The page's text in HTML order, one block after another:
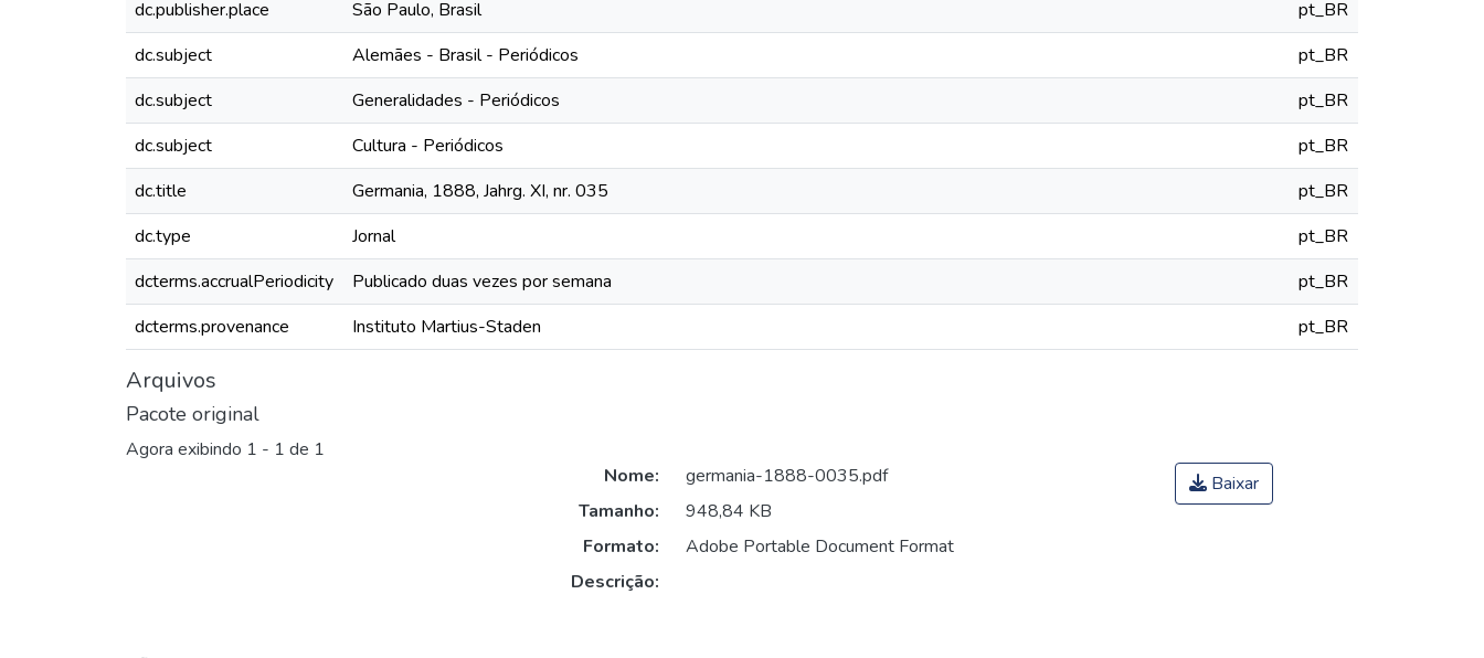
dc.publisher.place
São Paulo, Brasil
pt_BR
dc.subject
Alemães - Brasil - Periódicos
pt_BR
dc.subject
Generalidades - Periódicos
pt_BR
dc.subject
Cultura - Periódicos
pt_BR
dc.title
Germania, 1888, Jahrg. XI, nr. 035
pt_BR
dc.type
Jornal
pt_BR
dcterms.accrualPeriodicity
Publicado duas vezes por semana
pt_BR
dcterms.provenance
Instituto Martius-Staden pt_BR
Arquivos
Pacote original
Agora exibindo 1 - 1 de 1
Nome:
germania-1888-0035.pdf
Tamanho:
948,84 KB
Formato:
Adobe Portable Document Format
Descrição:
Baixar